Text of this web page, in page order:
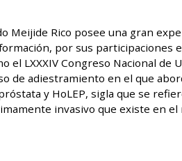
Meijide Rico posee una gran
por sus participaciones e
el LXXXIV Congreso Nacional de
de adiestramiento en el que
y HoLEP, sigla que se
invasivo que existe en el